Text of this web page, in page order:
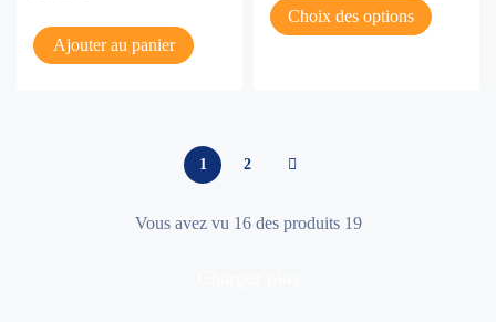
Ajouter au panier
Choix des options
1 2
Vous avez vu 16 des produits 19